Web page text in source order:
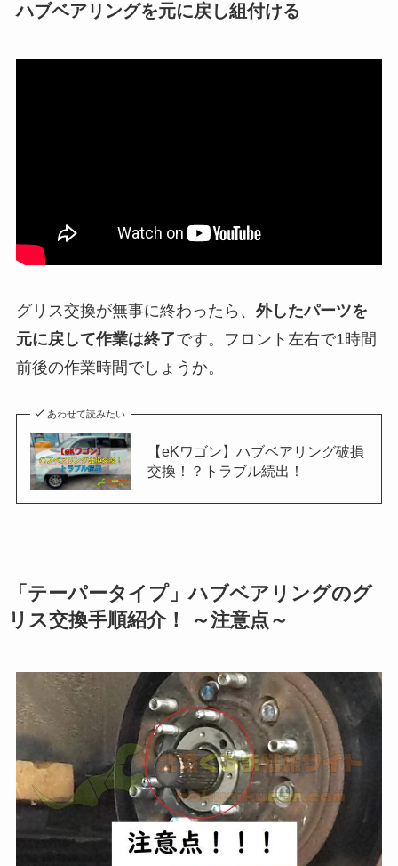
ハブベアリングを元に戻し組付ける
グリス交換が無事に終わったら、 外したパーツを
元に戻して作業は終了です。フロント左右で1時間
前後の作業時間でしょうか。
あわせて読みたい
【eKワゴン】ハブベアリング破損
交換！？トラブル続出！
「テーパータイプ」ハブベアリングのグ
リス交換手順紹介！ ～注意点～